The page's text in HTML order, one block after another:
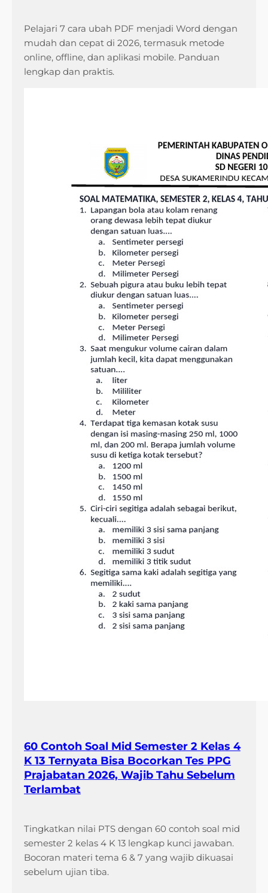
Pelajari 7 cara ubah PDF menjadi Word dengan
mudah dan cepat di 2026, termasuk metode
online, offline, dan aplikasi mobile. Panduan
lengkap dan praktis.
60 Contoh Soal Mid Semester 2 Kelas 4
K 13 Ternyata Bisa Bocorkan Tes PPG
Prajabatan 2026, Wajib Tahu Sebelum
Terlambat
Tingkatkan nilai PTS dengan 60 contoh soal mid
semester 2 kelas 4 K 13 lengkap kunci jawaban.
Bocoran materi tema 6 & 7 yang wajib dikuasai
sebelum ujian tiba.